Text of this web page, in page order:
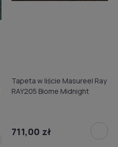
Tapeta w liście Masureel Ray
RAY205 Biome Midnight
711,00 zł